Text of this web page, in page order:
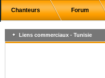
Chanteurs Forum
Liens commerciaux - Tunisie